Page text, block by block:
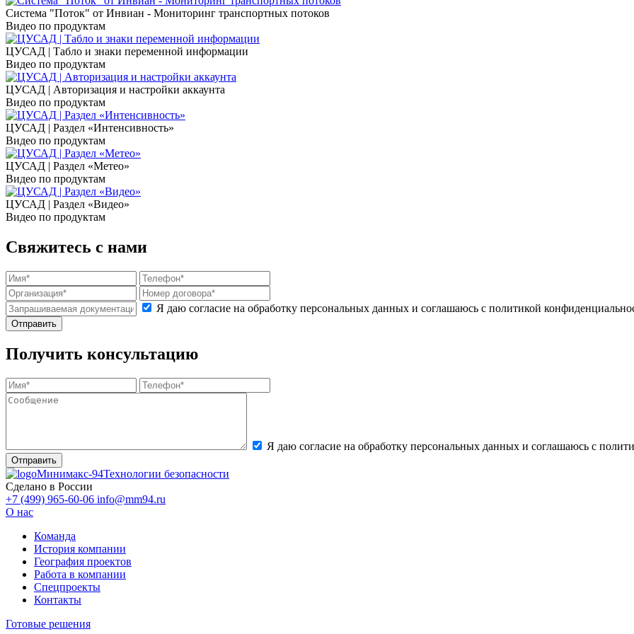
Система "Поток" от Инвиан - Мониторинг транспортных потоков
Видео по продуктам
ЦУСАД | Табло и знаки переменной информации
Видео по продуктам
ЦУСАД | Авторизация и настройки аккаунта
Видео по продуктам
ЦУСАД | Раздел «Интенсивность»
Видео по продуктам
ЦУСАД | Раздел «Метео»
Видео по продуктам
ЦУСАД | Раздел «Видео»
Видео по продуктам
Свяжитесь с нами
Я даю согласие на обработку персональных данных и соглашаюсь с политикой
Получить консультацию
Я даю согласие на обработку персональных данных и соглашаюсь с
Минимакс-94Технологии безопасности
Сделано в России
+7 (499) 965-60-06 info@mm94.ru
О нас
Команда
История компании
География проектов
Работа в компании
Спецпроекты
Контакты
Готовые решения